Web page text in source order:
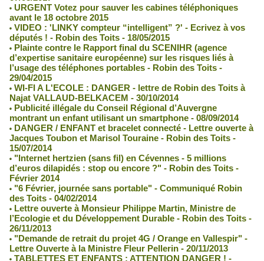
URGENT Votez pour sauver les cabines téléphoniques
avant le 18 octobre 2015
VIDEO : 'LINKY compteur “intelligent” ?' - Ecrivez à vos
députés ! - Robin des Toits - 18/05/2015
Plainte contre le Rapport final du SCENIHR (agence
d’expertise sanitaire européenne) sur les risques liés à
l’usage des téléphones portables - Robin des Toits -
29/04/2015
WI-FI A L'ECOLE : DANGER - lettre de Robin des Toits à
Najat VALLAUD-BELKACEM - 30/10/2014
Publicité illégale du Conseil Régional d’Auvergne
montrant un enfant utilisant un smartphone - 08/09/2014
DANGER / ENFANT et bracelet connecté - Lettre ouverte à
Jacques Toubon et Marisol Touraine - Robin des Toits -
15/07/2014
"Internet hertzien (sans fil) en Cévennes - 5 millions
d’euros dilapidés : stop ou encore ?" - Robin des Toits -
Février 2014
"6 Février, journée sans portable" - Communiqué Robin
des Toits - 04/02/2014
Lettre ouverte à Monsieur Philippe Martin, Ministre de
l’Ecologie et du Développement Durable - Robin des Toits -
26/11/2013
"Demande de retrait du projet 4G / Orange en Vallespir" -
Lettre Ouverte à la Ministre Fleur Pellerin - 20/11/2013
TABLETTES ET ENFANTS : ATTENTION DANGER ! -